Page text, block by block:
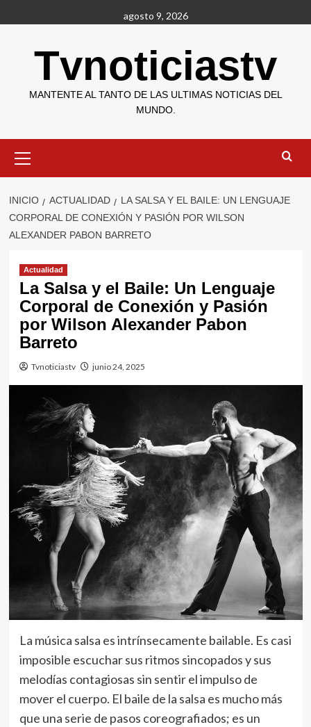
al
agosto 9, 2026
Tvnoticiastv
MANTENTE AL TANTO DE LAS ULTIMAS NOTICIAS DEL
MUNDO.
primario
INICIO ACTUALIDAD
LA SALSA Y EL BAILE: UN LENGUAJE
CORPORAL DE CONEXIÓN Y PASIÓN POR WILSON
ALEXANDER PABON BARRETO
Actualidad
La Salsa y el Baile: Un Lenguaje
Corporal de Conexión y Pasión
por Wilson Alexander Pabon
Barreto
Tvnoticiastv junio 24, 2025
La música salsa es intrínsecamente bailable. Es casi
imposible escuchar sus ritmos sincopados y sus
melodías contagiosas sin sentir el impulso de
mover el cuerpo. El baile de la salsa es mucho más
que una serie de pasos coreografiados; es un